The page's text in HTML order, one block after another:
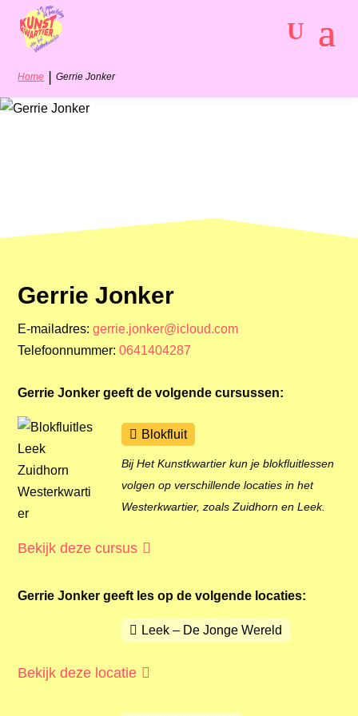
Home|Gerrie Jonker
Gerrie Jonker
E-mailadres: gerrie.jonker@icloud.com
Telefoonnummer: 0641404287
Gerrie Jonker geeft de volgende cursussen:
Blokfluit
Bij Het Kunstkwartier kun je blokfluitlessen
volgen op verschillende locaties in het
Westerkwartier, zoals Zuidhorn en Leek.
Bekijk deze cursus
Gerrie Jonker geeft les op de volgende locaties:
Leek – De Jonge Wereld
Bekijk deze locatie